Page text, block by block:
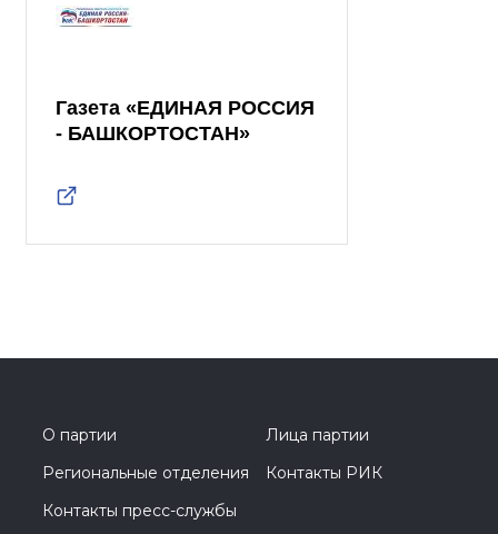
Газета «ЕДИНАЯ РОССИЯ
- БАШКОРТОСТАН»
О партии
Лица партии
Региональные отделения
Контакты РИК
Контакты пресс-службы